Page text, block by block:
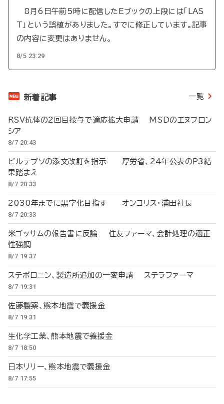
8月6日午前5時に配信したEブックの上段には「LAS
T」という誤植がありました。すでに修正しています。記事
の内容に変更はありません。
8/5 23:29
新着記事 一覧
RSV抗体の2回目投与で適応拡大申請 MSDのエヌフロン
シア
8/7 20:43
ビルテプソの添文改訂を指示 厚労省、24年公表のP3結
果踏まえ
8/7 20:33
2030年までに黒字化目指す オンコリス・浦田社長
8/7 20:33
米ゴッサムの報告書に反論 住友ファーマ、会計処理の適正
性強調
8/7 19:37
ステボロニン、製造所追加の一変申請 ステラファーマ
8/7 19:31
佐藤製薬、熊本地震で義援金
8/7 19:31
生化学工業、熊本地震で義援金
8/7 18:50
日本リリー、熊本地震で義援金
8/7 17:55